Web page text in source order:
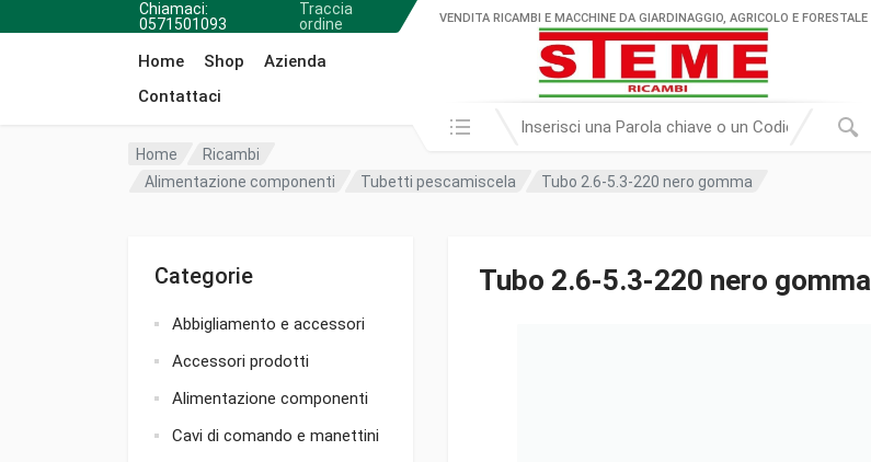
Chiamaci:
0571501093
Traccia
ordine
Home Shop
Azienda
Contattaci
VENDITA RICAMBI E MACCHINE DA GIARDINAGGIO, AGRICOLO E FORESTALE
Cerca in:
Home
Ricambi
Alimentazione componenti
Tubetti pescamiscela Tubo 2.6-5.3-220 nero gomma
Categorie
Abbigliamento e accessori
Accessori prodotti
Alimentazione componenti
Cavi di comando e manettini
Tubo 2.6-5.3-220 nero gomma